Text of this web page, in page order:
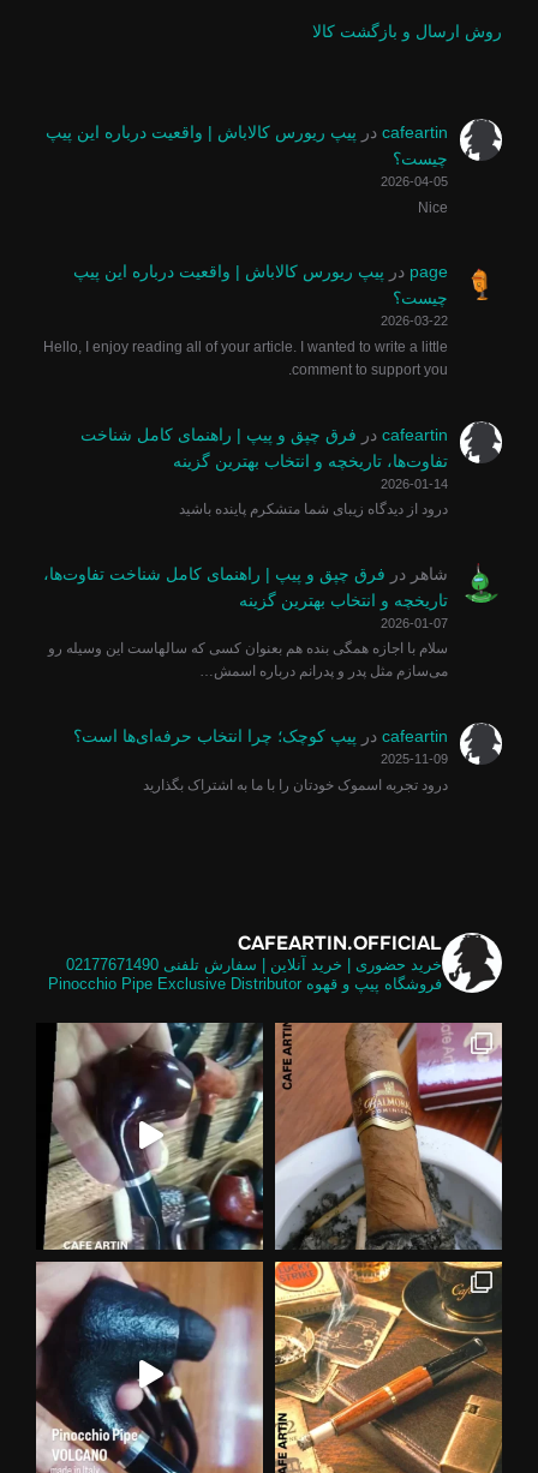
روش ارسال و بازگشت کالا
cafeartin در پیپ ریورس کالاباش | واقعیت درباره این پیپ
چیست؟
2026-04-05
Nice
page در پیپ ریورس کالاباش | واقعیت درباره این پیپ
چیست؟
2026-03-22
Hello, I enjoy reading all of your article. I wanted to write a little
comment to support you.
cafeartin در فرق چپق و پیپ | راهنمای کامل شناخت
تفاوت‌ها، تاریخچه و انتخاب بهترین گزینه
2026-01-14
درود از دیدگاه زیبای شما متشکرم پاینده باشید
شاهر در فرق چپق و پیپ | راهنمای کامل شناخت تفاوت‌ها،
تاریخچه و انتخاب بهترین گزینه
2026-01-07
سلام با اجازه همگی بنده هم بعنوان کسی که سالهاست این وسیله رو
می‌سازم مثل پدر و پدرانم درباره اسمش…
cafeartin در پیپ کوچک؛ چرا انتخاب حرفه‌ای‌ها است؟
2025-11-09
درود تجربه اسموک خودتان را با ما به اشتراک بگذارید
CAFEARTIN.OFFICIAL
خرید حضوری | خرید آنلاین | سفارش تلفنی
فروشگاه پیپ و قهوه
استر پینوکیو پایپ درخشندگی عالی و
یکی از خاص ترین شیپ های موج